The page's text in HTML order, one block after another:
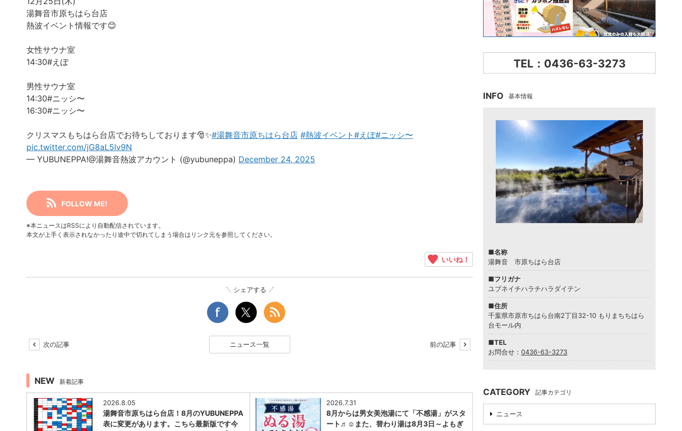
湯舞音市原ちはら台店
熱波イベント情報です😊
女性サウナ室
14:30#えぽ
男性サウナ室
14:30#ニッシ〜
16:30#ニッシ〜
クリスマスもちはら台店でお待ちしております🎅✨️#湯舞音市原ちはら台店 #熱波イベント #えぽ#ニッシ〜
pic.twitter.com/jG8aL5lv9N
— YUBUNEPPA!@湯舞音熱波アカウント (@yubuneppa) December 24, 2025
FOLLOW ME!
※本ニュースはRSSにより自動配信されています。
本文が上手く表示されなかったり途中で切れてしまう場合はリンク元を参照してください。
いいね！
シェアする
次の記事 ニュース一覧 前の記事
NEW 新着記事
2026.8.05
湯舞音市原ちはら台店！8月のYUBUNEPPA
表に変更があります。こちら最新版です今
2026.7.31
8月からは男女美泡湯にて「不感湯」がスタ
ート♬☺また、替わり湯は8月3日～よもぎ
TEL：0436-63-3273
INFO 基本情報
■名称
湯舞音 市原ちはら台店
■フリガナ
ユブネイチハラチハラダイテン
■住所
千葉県市原市ちはら台南2丁目32-10 もりまちちはら
台モール内
■TEL
お問合せ： 0436-63-3273
CATEGORY 記事カテゴリ
ニュース